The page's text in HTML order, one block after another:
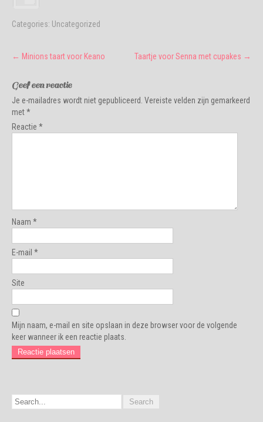
Categories: Uncategorized
Post
navigation
← Minions taart voor Keano Taartje voor Senna met cupakes →
Geef een reactie
Je e-mailadres wordt niet gepubliceerd. Vereiste velden zijn gemarkeerd
met*
Reactie *
Naam *
E-mail *
Site
Mijn naam, e-mail en site opslaan in deze browser voor de volgende
keer wanneer ik een reactie plaats.